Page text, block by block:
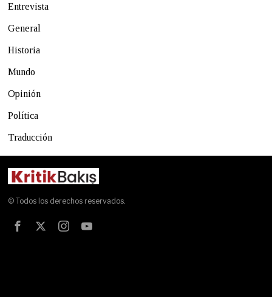
Entrevista
General
Historia
Mundo
Opinión
Política
Traducción
© Todos los derechos reservados.